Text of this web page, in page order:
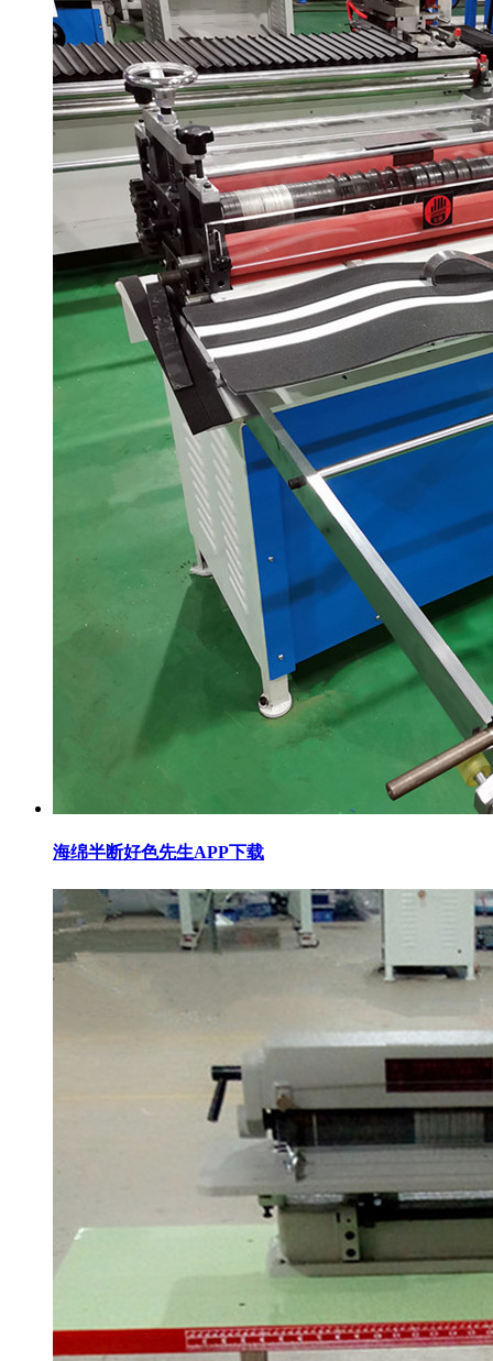
海绵半断好色先生APP下载